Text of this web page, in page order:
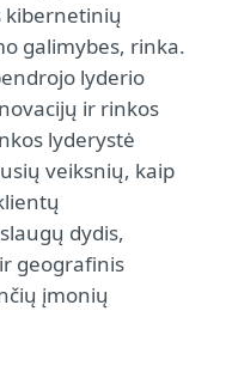
kibernetinių
galimybes, rinka.
lyderio
ir rinkos
lyderystė
veiksnių, kaip
dydis,
geografinis
įmonių